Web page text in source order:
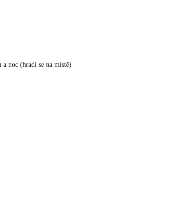
noc (hradí se na místě)